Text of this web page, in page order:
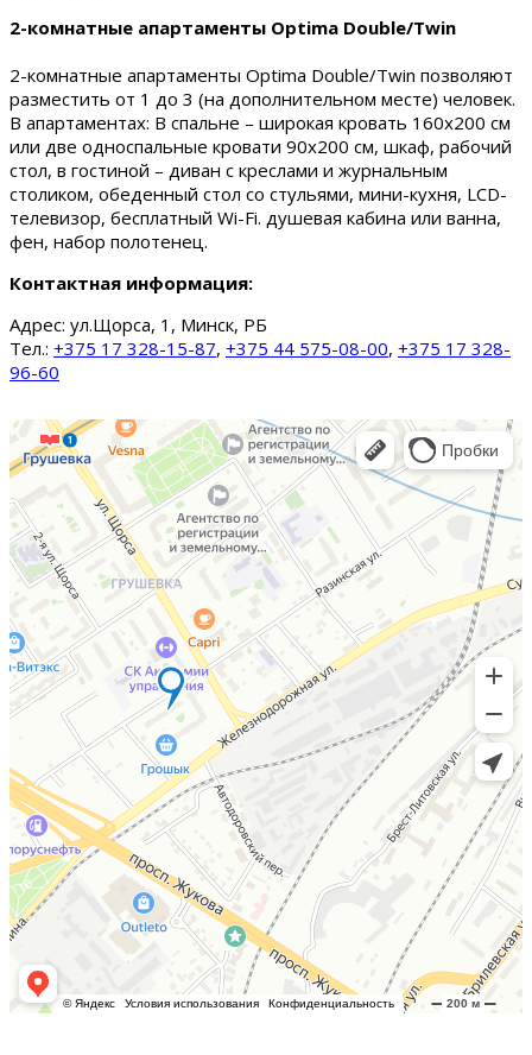
2-комнатные апартаменты Optima Double/Twin
2-комнатные апартаменты Optima Double/Twin позволяют
разместить от 1 до 3 (на дополнительном месте) человек.
В апартаментах: В спальне – широкая кровать 160х200 см
или две односпальные кровати 90х200 см, шкаф, рабочий
стол, в гостиной – диван с креслами и журнальным
столиком, обеденный стол со стульями, мини-кухня, LCD-
телевизор, бесплатный Wi-Fi. душевая кабина или ванна,
фен, набор полотенец.
Контактная информация:
Адрес: ул.Щорса, 1, Минск, РБ
Тел.: +375 17 328-15-87, +375 44 575-08-00, +375 17 328-
96-60